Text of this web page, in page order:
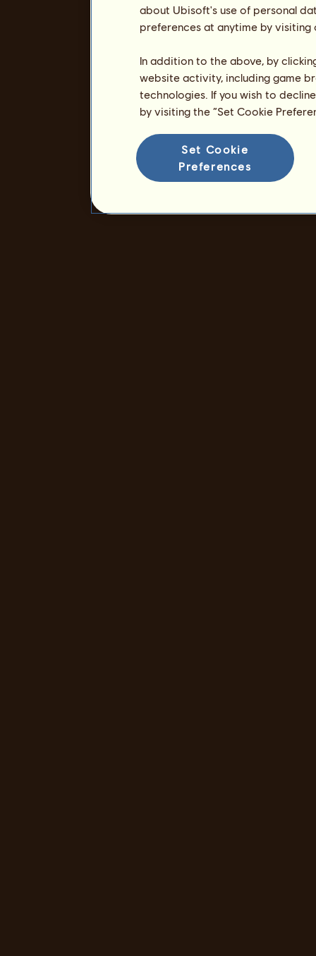
about Ubisoft's use of personal
preferences at anytime by
In addition to the above, by
website activity, including game
technologies. If you wish to
by visiting the “Set Cookie
Set Cookie
Preferences